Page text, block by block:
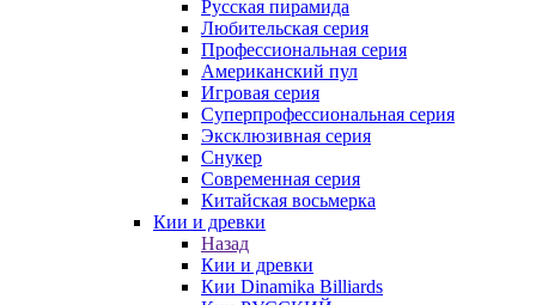
Русская пирамида
Любительская серия
Профессиональная серия
Американский пул
Игровая серия
Суперпрофессиональная серия
Эксклюзивная серия
Снукер
Современная серия
Китайская восьмерка
Кии и древки
Назад
Кии и древки
Кии Dinamika Billiards